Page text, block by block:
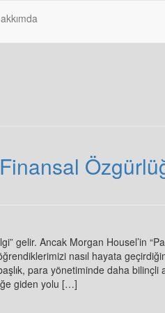
gelir. Ancak Morgan Housel’in
nasıl hayata
para yönetiminde daha bilinçli
giden yolu […]